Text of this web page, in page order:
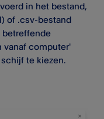
in het bestand,
of .csv-bestand
betreffende
vanaf computer'
te kiezen.